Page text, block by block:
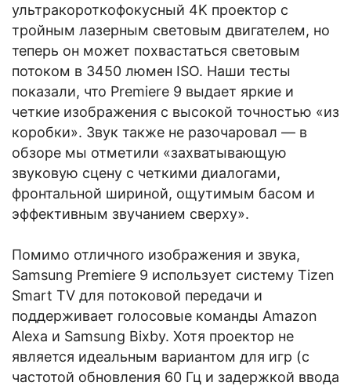
ультракороткофокусный 4K проектор с
тройным лазерным световым двигателем, но
теперь он может похвастаться световым
потоком в 3450 люмен ISO. Наши тесты
показали, что Premiere 9 выдает яркие и
четкие изображения с высокой точностью «из
коробки». Звук также не разочаровал — в
обзоре мы отметили «захватывающую
звуковую сцену с четкими диалогами,
фронтальной шириной, ощутимым басом и
эффективным звучанием сверху».
Помимо отличного изображения и звука,
Samsung Premiere 9 использует систему Tizen
Smart TV для потоковой передачи и
поддерживает голосовые команды Amazon
Alexa и Samsung Bixby. Хотя проектор не
является идеальным вариантом для игр (с
частотой обновления 60 Гц и задержкой ввода